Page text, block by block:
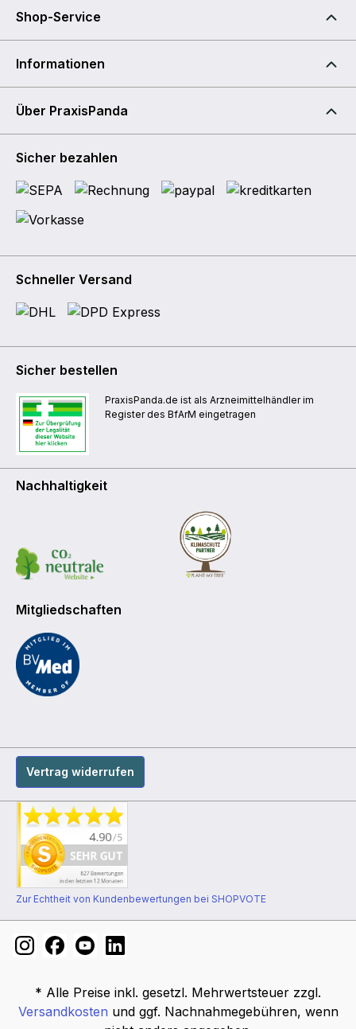
Shop-Service
Informationen
Über PraxisPanda
Sicher bezahlen
Schneller Versand
Sicher bestellen
PraxisPanda.de ist als Arzneimittelhändler im
Register des BfArM eingetragen
Nachhaltigkeit
Mitgliedschaften
Vertrag widerrufen
Zur Echtheit von Kundenbewertungen bei SHOPVOTE
* Alle Preise inkl. gesetzl. Mehrwertsteuer zzgl.
Versandkosten und ggf. Nachnahmegebühren, wenn